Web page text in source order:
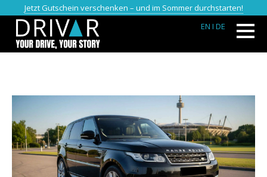
Jetzt Gutschein verschenken – und im Sommer durchstarten!
EN I DE